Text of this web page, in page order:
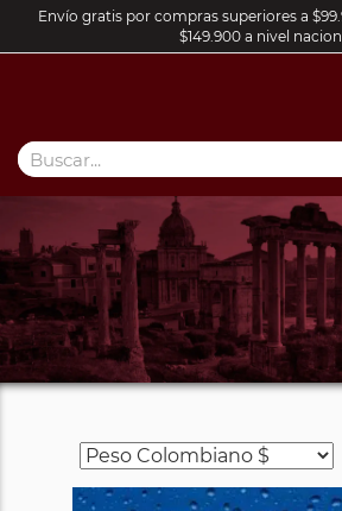
Envío gratis por compras superiores a
$149.900 a nivel